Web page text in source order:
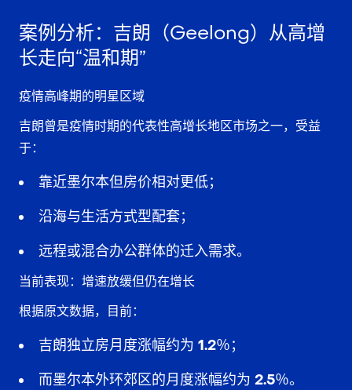
案例分析：吉朗（Geelong）从高增
长走向“温和期”
疫情高峰期的明星区域
吉朗曾是疫情时期的代表性高增长地区市场之一，受益
于：
靠近墨尔本但房价相对更低；
沿海与生活方式型配套；
远程或混合办公群体的迁入需求。
当前表现：增速放缓但仍在增长
根据原文数据，目前：
吉朗独立房月度涨幅约为 1.2％；
而墨尔本外环郊区的月度涨幅约为 2.5％。